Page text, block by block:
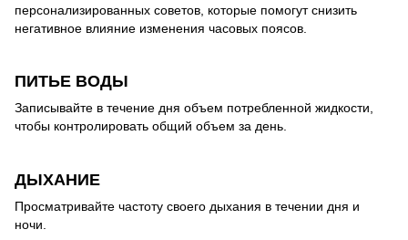
персонализированных советов, которые помогут снизить
негативное влияние изменения часовых поясов.
ПИТЬЕ ВОДЫ
Записывайте в течение дня объем потребленной жидкости,
чтобы контролировать общий объем за день.
ДЫХАНИЕ
Просматривайте частоту своего дыхания в течении дня и
ночи.